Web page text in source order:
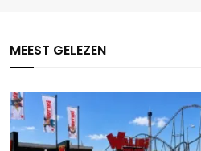
MEEST GELEZEN